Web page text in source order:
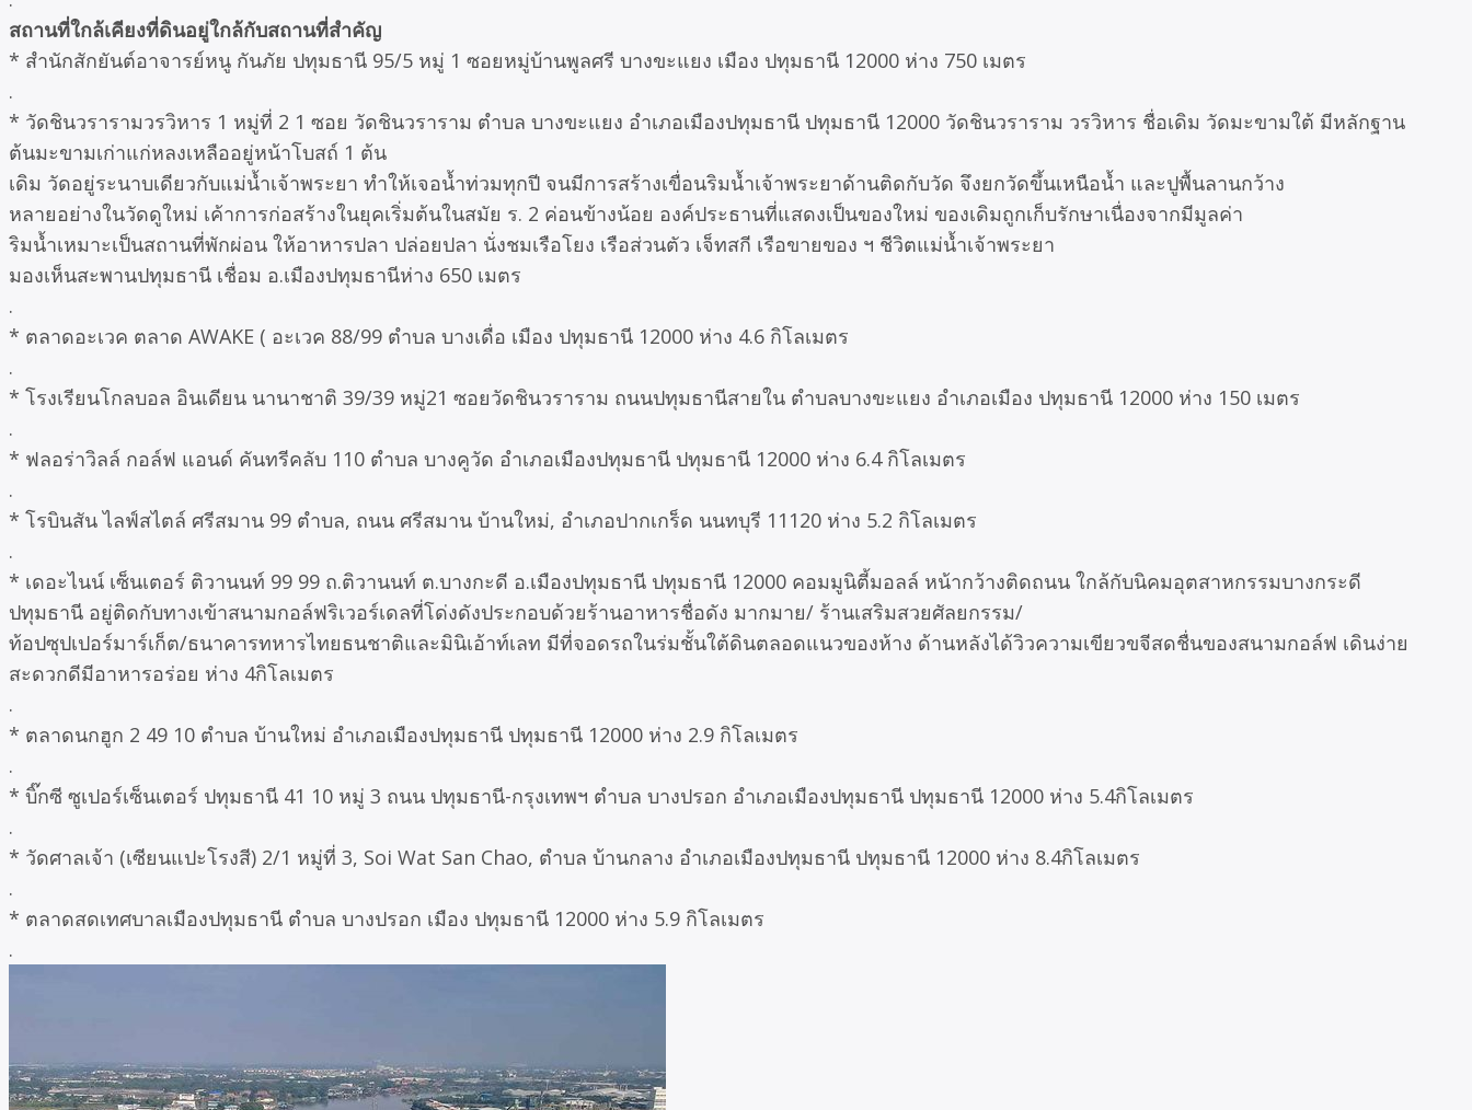
สถานที่ใกล้เคียงที่ดินอยู่ใกล้กับสถานที่สำคัญ
* สำนักสักยันต์อาจารย์หนู กันภัย ปทุมธานี 95/5 หมู่ 1 ซอยหมู่บ้านพูลศรี บางขะแยง เมือง ปทุมธานี 12000 ห่าง 750 เมตร
.
* วัดชินวรารามวรวิหาร 1 หมู่ที่ 2 1 ซอย วัดชินวราราม ตำบล บางขะแยง อำเภอเมืองปทุมธานี ปทุมธานี 12000 วัดชินวราราม วรวิหาร ชื่อเดิม วัดมะขามใต้ มีหลักฐาน
ต้นมะขามเก่าแก่หลงเหลืออยู่หน้าโบสถ์ 1 ต้น
เดิม วัดอยู่ระนาบเดียวกับแม่น้ำเจ้าพระยา ทำให้เจอน้ำท่วมทุกปี จนมีการสร้างเขื่อนริมน้ำเจ้าพระยาด้านติดกับวัด จึงยกวัดขึ้นเหนือน้ำ และปูพื้นลานกว้าง
หลายอย่างในวัดดูใหม่ เค้าการก่อสร้างในยุคเริ่มต้นในสมัย ร. 2 ค่อนข้างน้อย องค์ประธานที่แสดงเป็นของใหม่ ของเดิมถูกเก็บรักษาเนื่องจากมีมูลค่า
ริมน้ำเหมาะเป็นสถานที่พักผ่อน ให้อาหารปลา ปล่อยปลา นั่งชมเรือโยง เรือส่วนตัว เจ็ทสกี เรือขายของ ฯ ชีวิตแม่น้ำเจ้าพระยา
มองเห็นสะพานปทุมธานี เชื่อม อ.เมืองปทุมธานีห่าง 650 เมตร
.
* ตลาดอะเวค ตลาด AWAKE ( อะเวค 88/99 ตำบล บางเดื่อ เมือง ปทุมธานี 12000 ห่าง 4.6 กิโลเมตร
.
* โรงเรียนโกลบอล อินเดียน นานาชาติ 39/39 หมู่21 ซอยวัดชินวราราม ถนนปทุมธานีสายใน ตำบลบางขะแยง อำเภอเมือง ปทุมธานี 12000 ห่าง 150 เมตร
.
* ฟลอร่าวิลล์ กอล์ฟ แอนด์ คันทรีคลับ 110 ตำบล บางคูวัด อำเภอเมืองปทุมธานี ปทุมธานี 12000 ห่าง 6.4 กิโลเมตร
.
* โรบินสัน ไลฟ์สไตล์ ศรีสมาน 99 ตําบล, ถนน ศรีสมาน บ้านใหม่, อำเภอปากเกร็ด นนทบุรี 11120 ห่าง 5.2 กิโลเมตร
.
* เดอะไนน์ เซ็นเตอร์ ติวานนท์ 99 99 ถ.ติวานนท์ ต.บางกะดี อ.เมืองปทุมธานี ปทุมธานี 12000 คอมมูนิตี้มอลล์ หน้ากว้างติดถนน ใกล้กับนิคมอุตสาหกรรมบางกระดี
ปทุมธานี อยู่ติดกับทางเข้าสนามกอล์ฟริเวอร์เดลที่โด่งดังประกอบด้วยร้านอาหารชื่อดัง มากมาย/ ร้านเสริมสวยศัลยกรรม/
ท้อปซุปเปอร์มาร์เก็ต/ธนาคารทหารไทยธนชาติและมินิเอ้าท์เลท มีที่จอดรถในร่มชั้นใต้ดินตลอดแนวของห้าง ด้านหลังได้วิวความเขียวขจีสดชื่นของสนามกอล์ฟ เดินง่าย
สะดวกดีมีอาหารอร่อย ห่าง 4กิโลเมตร
.
* ตลาดนกฮูก 2 49 10 ตำบล บ้านใหม่ อำเภอเมืองปทุมธานี ปทุมธานี 12000 ห่าง 2.9 กิโลเมตร
.
* บิ๊กซี ซูเปอร์เซ็นเตอร์ ปทุมธานี 41 10 หมู่ 3 ถนน ปทุมธานี-กรุงเทพฯ ตำบล บางปรอก อำเภอเมืองปทุมธานี ปทุมธานี 12000 ห่าง 5.4กิโลเมตร
.
* วัดศาลเจ้า (เซียนแปะโรงสี) 2/1 หมู่ที่ 3, Soi Wat San Chao, ตำบล บ้านกลาง อำเภอเมืองปทุมธานี ปทุมธานี 12000 ห่าง 8.4กิโลเมตร
.
* ตลาดสดเทศบาลเมืองปทุมธานี ตำบล บางปรอก เมือง ปทุมธานี 12000 ห่าง 5.9 กิโลเมตร
.